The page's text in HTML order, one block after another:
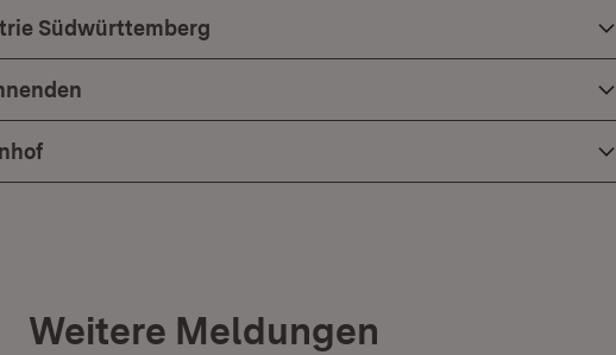
Südwürttemberg
Weitere Meldungen